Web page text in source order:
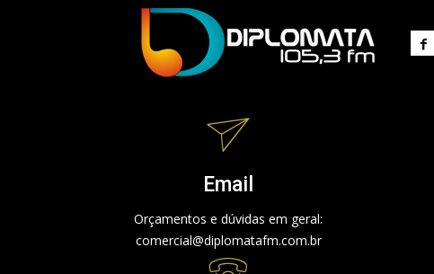
Email
Orçamentos e dúvidas em geral:
comercial@diplomatafm.com.br